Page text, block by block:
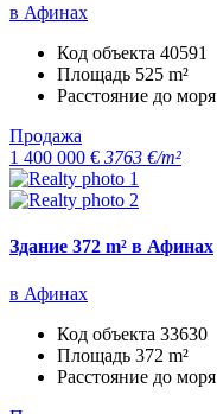
в Афинах
Код объекта 40591
Площадь 525 m²
Расстояние до моря
Продажа
1 400 000 € 3763 €/m²
Здание 372 m² в Афинах
в Афинах
Код объекта 33630
Площадь 372 m²
Расстояние до моря